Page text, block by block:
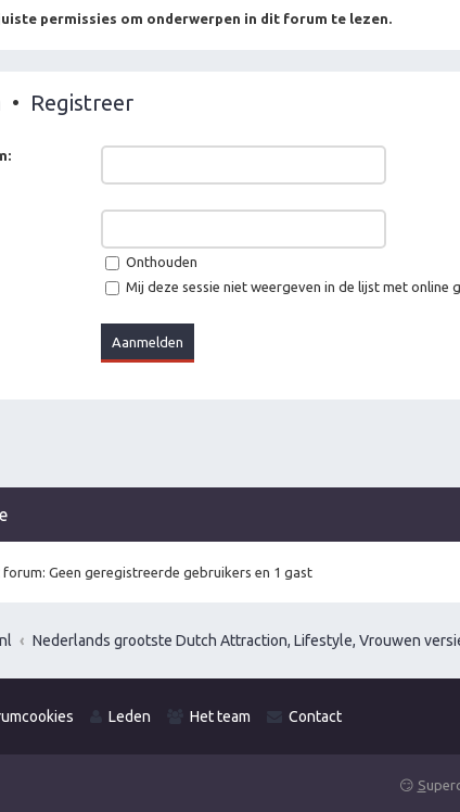
permissies om onderwerpen in dit forum te lezen.
• Registreer
Onthouden
Mij deze sessie niet weergeven in de lijst met online
Geen geregistreerde gebruikers en 1 gast
Nederlands grootste Dutch Attraction, Lifestyle, Vrouwen
Leden Het team Contact
😏 S